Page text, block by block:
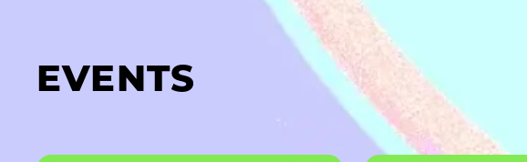
EVENTS